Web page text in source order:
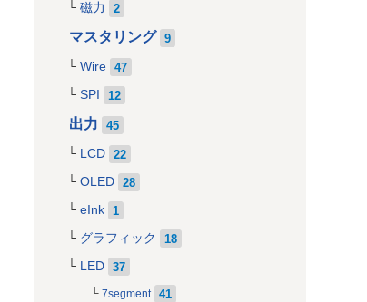
characteristic changes
磁力 2
マスタリング 9
Wire 47
SPI 12
出力 45
LCD 22
OLED 28
eInk 1
グラフィック 18
LED 37
7segment 41